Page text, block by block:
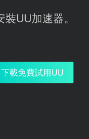
UU加速器。
下載免費試用UU